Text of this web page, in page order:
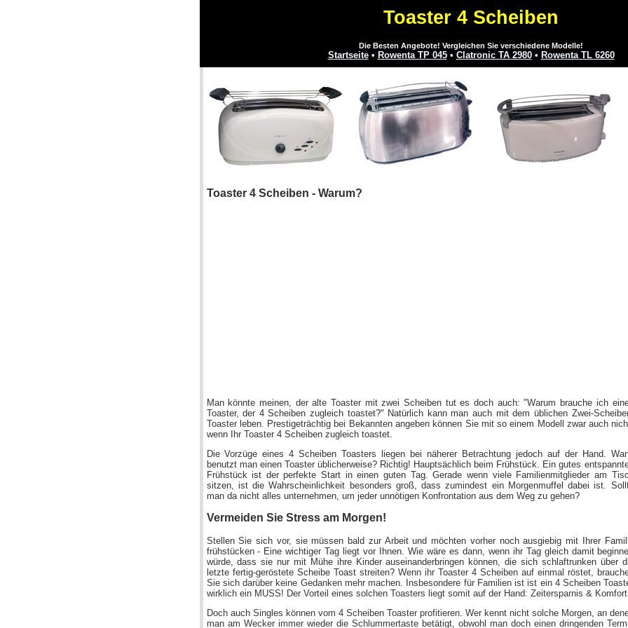
Toaster 4 Scheiben
Die Besten Angebote! Vergleichen Sie verschiedene Modelle!
Startseite• Rowenta TP 045 • Clatronic TA 2980 • Rowenta TL 6260
Toaster 4 Scheiben - Warum?
Man könnte meinen, der alte Toaster mit zwei Scheiben tut es doch auch: "Warum brauche ich
Toaster, der 4 Scheiben zugleich toastet?" Natürlich kann man auch mit dem üblichen Zwei-
Toaster leben. Prestigeträchtig bei Bekannten angeben können Sie mit so einem Modell zwar auch
wenn Ihr Toaster 4 Scheiben zugleich toastet.
Die Vorzüge eines 4 Scheiben Toasters liegen bei näherer Betrachtung jedoch auf der Hand.
benutzt man einen Toaster üblicherweise? Richtig! Hauptsächlich beim Frühstück. Ein gutes
Frühstück ist der perfekte Start in einen guten Tag. Gerade wenn viele Familienmitglieder am
sitzen, ist die Wahrscheinlichkeit besonders groß, dass zumindest ein Morgenmuffel dabei ist.
man da nicht alles unternehmen, um jeder unnötigen Konfrontation aus dem Weg zu gehen?
Vermeiden Sie Stress am Morgen!
Stellen Sie sich vor, sie müssen bald zur Arbeit und möchten vorher noch ausgiebig mit Ihrer
frühstücken - Eine wichtiger Tag liegt vor Ihnen. Wie wäre es dann, wenn ihr Tag gleich damit
würde, dass sie nur mit Mühe ihre Kinder auseinanderbringen können, die sich schlaftrunken über
letzte fertig-geröstete Scheibe Toast streiten? Wenn ihr Toaster 4 Scheiben auf einmal röstet,
Sie sich darüber keine Gedanken mehr machen. Insbesondere für Familien ist ist ein 4 Scheiben
wirklich ein MUSS! Der Vorteil eines solchen Toasters liegt somit auf der Hand: Zeitersparnis &
Doch auch Singles können vom 4 Scheiben Toaster profitieren. Wer kennt nicht solche Morgen, an
man am Wecker immer wieder die Schlummertaste betätigt, obwohl man doch einen dringenden